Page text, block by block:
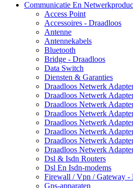
Communicatie En
Access Point
Accessoires - Draadloos
Antenne
Antennekabels
Bluetooth
Bridge - Draadloos
Data Switch
Diensten & Garanties
Draadloos Netwerk
Draadloos Netwerk
Draadloos Netwerk
Draadloos Netwerk
Draadloos Netwerk
Draadloos Netwerk
Draadloos Netwerk
Draadloos Netwerk
Dsl & Isdn Routers
Dsl En Isdn-modems
Firewall / Vpn / Gateway -
Gps-apparaten